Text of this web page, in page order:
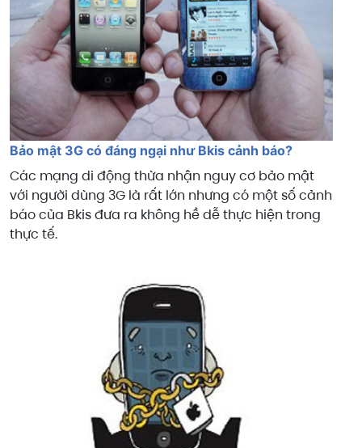
Bảo mật 3G có đáng ngại như Bkis cảnh báo?
Các mạng di động thừa nhận nguy cơ bảo mật
với người dùng 3G là rất lớn nhưng có một số cảnh
báo của Bkis đưa ra không hề dễ thực hiện trong
thực tế.